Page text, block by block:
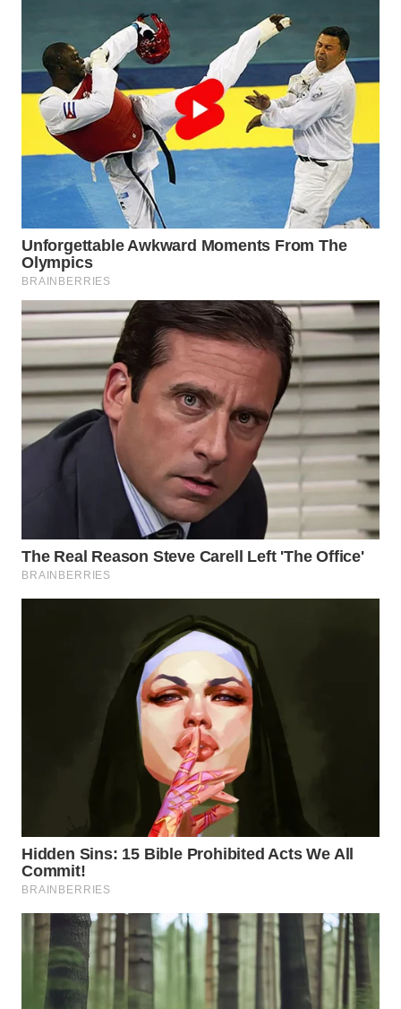
WN
PAKPAK
WN
KARAWANG
WN
WN
BOGOR
WN
DEPOK
WN
TAPANULI
UTARA
WN
PADANG
LAWAS
TANGERANG
WN
BINJAI
WN
CIREBON